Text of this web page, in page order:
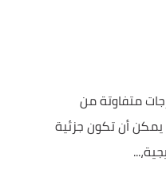
متفاوتة من
يمكن أن تكون جزئية